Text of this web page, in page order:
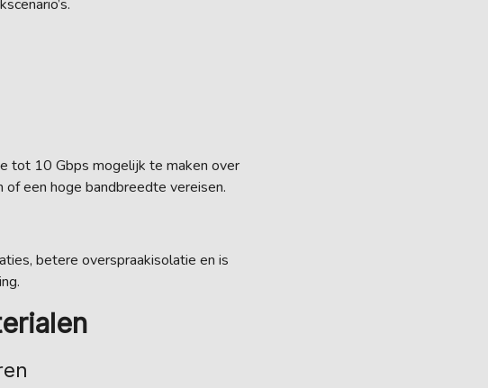
tot 10 Gbps mogelijk te maken over
een hoge bandbreedte vereisen.
betere overspraakisolatie en is